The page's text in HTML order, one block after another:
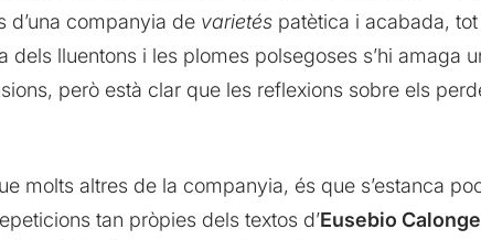
d’una companyia de varietéspatètica i acabada, tot
lluentons i les plomes polsegoses s’hi amaga
però està clar que les reflexions sobre els
molts altres de la companyia, és que s’estanca
tan pròpies dels textos d’Eusebio Calonge